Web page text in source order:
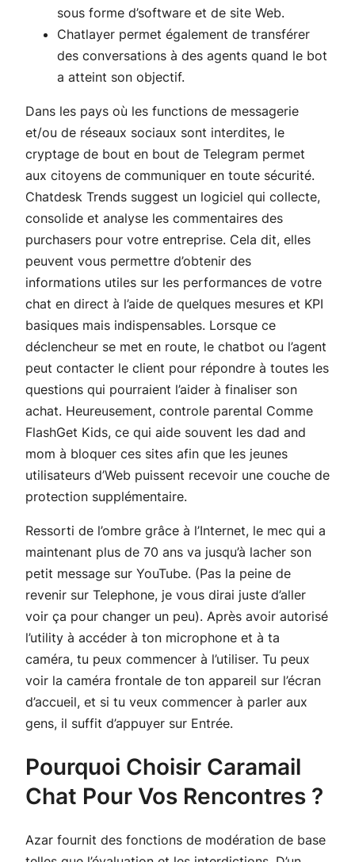
sous forme d’software et de site Web.
Chatlayer permet également de transférer
des conversations à des agents quand le bot
a atteint son objectif.
Dans les pays où les functions de messagerie
et/ou de réseaux sociaux sont interdites, le
cryptage de bout en bout de Telegram permet
aux citoyens de communiquer en toute sécurité.
Chatdesk Trends suggest un logiciel qui collecte,
consolide et analyse les commentaires des
purchasers pour votre entreprise. Cela dit, elles
peuvent vous permettre d’obtenir des
informations utiles sur les performances de votre
chat en direct à l’aide de quelques mesures et KPI
basiques mais indispensables. Lorsque ce
déclencheur se met en route, le chatbot ou l’agent
peut contacter le client pour répondre à toutes les
questions qui pourraient l’aider à finaliser son
achat. Heureusement, controle parental Comme
FlashGet Kids, ce qui aide souvent les dad and
mom à bloquer ces sites afin que les jeunes
utilisateurs d’Web puissent recevoir une couche de
protection supplémentaire.
Ressorti de l’ombre grâce à l’Internet, le mec qui a
maintenant plus de 70 ans va jusqu’à lacher son
petit message sur YouTube. (Pas la peine de
revenir sur Telephone, je vous dirai juste d’aller
voir ça pour changer un peu). Après avoir autorisé
l’utility à accéder à ton microphone et à ta
caméra, tu peux commencer à l’utiliser. Tu peux
voir la caméra frontale de ton appareil sur l’écran
d’accueil, et si tu veux commencer à parler aux
gens, il suffit d’appuyer sur Entrée.
Pourquoi Choisir Caramail
Chat Pour Vos Rencontres ?
Azar fournit des fonctions de modération de base